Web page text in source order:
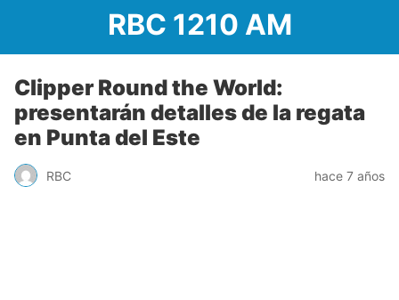
RBC 1210 AM
Clipper Round the World:
presentarán detalles de la regata
en Punta del Este
RBC hace 7 años